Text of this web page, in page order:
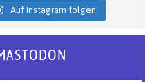
Auf Instagram folgen